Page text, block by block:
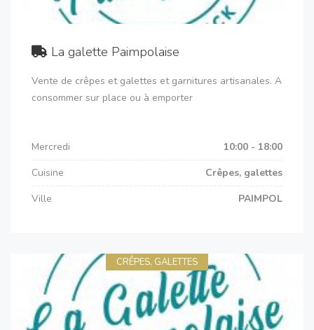
La galette Paimpolaise
Vente de crêpes et galettes et garnitures artisanales. A
consommer sur place ou à emporter
Mercredi
10:00 - 18:00
Cuisine
Crêpes, galettes
Ville
PAIMPOL
CRÊPES, GALETTES